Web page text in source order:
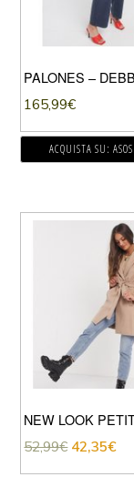
165,99€
ACQUISTA SU:
52,99€ 42,35€